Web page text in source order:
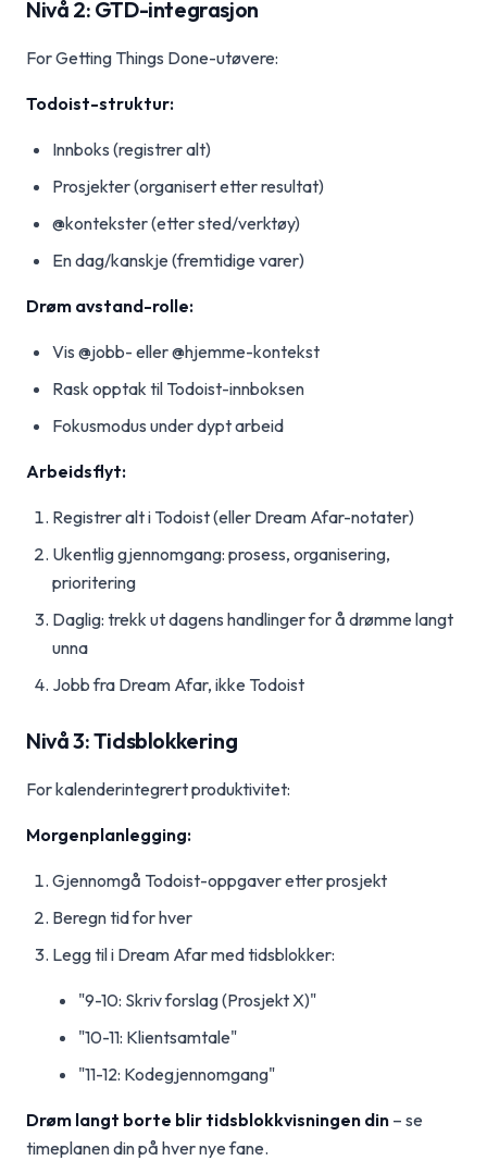
Nivå 2: GTD-integrasjon
For Getting Things Done-utøvere:
Todoist-struktur:
Innboks (registrer alt)
Prosjekter (organisert etter resultat)
@kontekster (etter sted/verktøy)
En dag/kanskje (fremtidige varer)
Drøm avstand-rolle:
Vis @jobb- eller @hjemme-kontekst
Rask opptak til Todoist-innboksen
Fokusmodus under dypt arbeid
Arbeidsflyt:
Registrer alt i Todoist (eller Dream Afar-notater)
Ukentlig gjennomgang: prosess, organisering,
prioritering
Daglig: trekk ut dagens handlinger for å drømme langt
unna
Jobb fra Dream Afar, ikke Todoist
Nivå 3: Tidsblokkering
For kalenderintegrert produktivitet:
Morgenplanlegging:
Gjennomgå Todoist-oppgaver etter prosjekt
Beregn tid for hver
Legg til i Dream Afar med tidsblokker:
"9-10: Skriv forslag (Prosjekt X)"
"10-11: Klientsamtale"
"11-12: Kodegjennomgang"
Drøm langt borte blir tidsblokkvisningen din – se
timeplanen din på hver nye fane.